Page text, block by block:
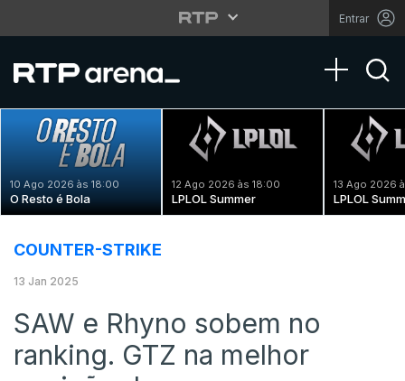
Entrar
Toggle
10 Ago 2026 às 18:00
O Resto é Bola
12 Ago 2026 às 18:00
LPLOL Summer
13 Ago 2026
LPLOL
COUNTER-STRIKE
13 Jan 2025
SAW e Rhyno sobem no
ranking. GTZ na melhor